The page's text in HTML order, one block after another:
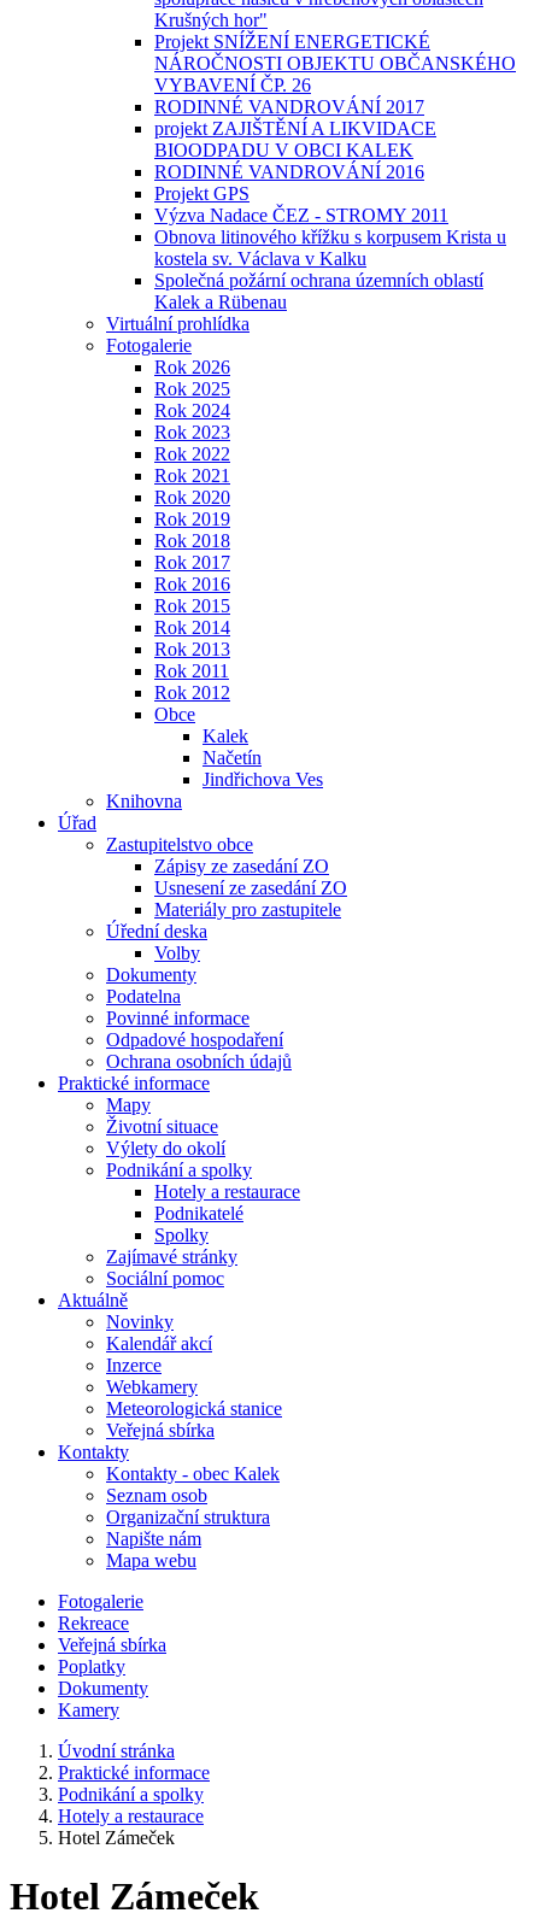
Krušných hor"
Projekt SNÍŽENÍ ENERGETICKÉ
NÁROČNOSTI OBJEKTU OBČANSKÉHO
VYBAVENÍ ČP. 26
RODINNÉ VANDROVÁNÍ 2017
projekt ZAJIŠTĚNÍ A LIKVIDACE
BIOODPADU V OBCI KALEK
RODINNÉ VANDROVÁNÍ 2016
Projekt GPS
Výzva Nadace ČEZ - STROMY 2011
Obnova litinového křížku s korpusem Krista u
kostela sv. Václava v Kalku
Společná požární ochrana územních oblastí
Kalek a Rübenau
Virtuální prohlídka
Fotogalerie
Rok 2026
Rok 2025
Rok 2024
Rok 2023
Rok 2022
Rok 2021
Rok 2020
Rok 2019
Rok 2018
Rok 2017
Rok 2016
Rok 2015
Rok 2014
Rok 2013
Rok 2011
Rok 2012
Obce
Kalek
Načetín
Jindřichova Ves
Knihovna
Úřad
Zastupitelstvo obce
Zápisy ze zasedání ZO
Usnesení ze zasedání ZO
Materiály pro zastupitele
Úřední deska
Volby
Dokumenty
Podatelna
Povinné informace
Odpadové hospodaření
Ochrana osobních údajů
Praktické informace
Mapy
Životní situace
Výlety do okolí
Podnikání a spolky
Hotely a restaurace
Podnikatelé
Spolky
Zajímavé stránky
Sociální pomoc
Aktuálně
Novinky
Kalendář akcí
Inzerce
Webkamery
Meteorologická stanice
Veřejná sbírka
Kontakty
Kontakty - obec Kalek
Seznam osob
Organizační struktura
Napište nám
Mapa webu
Fotogalerie
Rekreace
Veřejná sbírka
Poplatky
Dokumenty
Kamery
Úvodní stránka
Praktické informace
Podnikání a spolky
Hotely a restaurace
Hotel Zámeček
Hotel Zámeček